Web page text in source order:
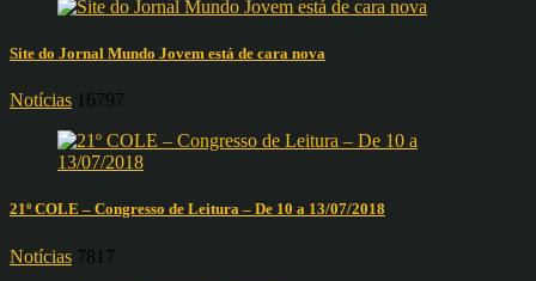
Site do Jornal Mundo Jovem está de cara nova
Notícias 16797
21º COLE – Congresso de Leitura – De 10 a 13/07/2018
Notícias 7817